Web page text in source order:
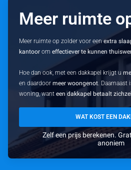
Meer ruimte
Meer ruimte op zolder voor eenextra
kantoor omeffectiever te kunnen
Hoe dan ook, met een dakkapel krijgt u
en daardoormeer woongenot. Daarnaast
woning, wanteen dakkapel betaalt
WAT KOST EEN
Zelf een prijs berekenen.
anoniem